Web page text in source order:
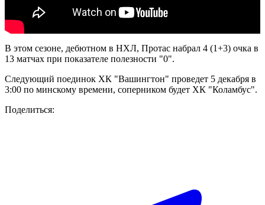
В этом сезоне, дебютном в НХЛ, Протас набрал 4 (1+3) очка в
13 матчах при показателе полезности "0".
Следующий поединок ХК "Вашингтон" проведет 5 декабря в
3:00 по минскому времени, соперником будет ХК "Коламбус".
Поделиться: